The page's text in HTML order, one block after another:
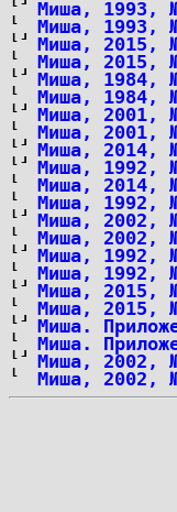
Миша, 1993,
Миша, 1993,
Миша, 2015,
Миша, 2015,
Миша, 1984,
Миша, 1984,
Миша, 2001,
Миша, 2001,
Миша, 2014,
Миша, 1992,
Миша, 2014,
Миша, 1992,
Миша, 2002,
Миша, 2002,
Миша, 1992,
Миша, 1992,
Миша, 2015,
Миша, 2015,
Миша.
Миша.
Миша, 2002,
Миша, 2002,